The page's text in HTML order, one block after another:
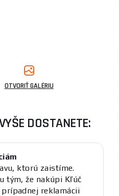
OTVORIŤ GALÉRIU
DOSTANETE:
ktorú zaistíme.
tým, že nakúpi Kľúč
reklamácii